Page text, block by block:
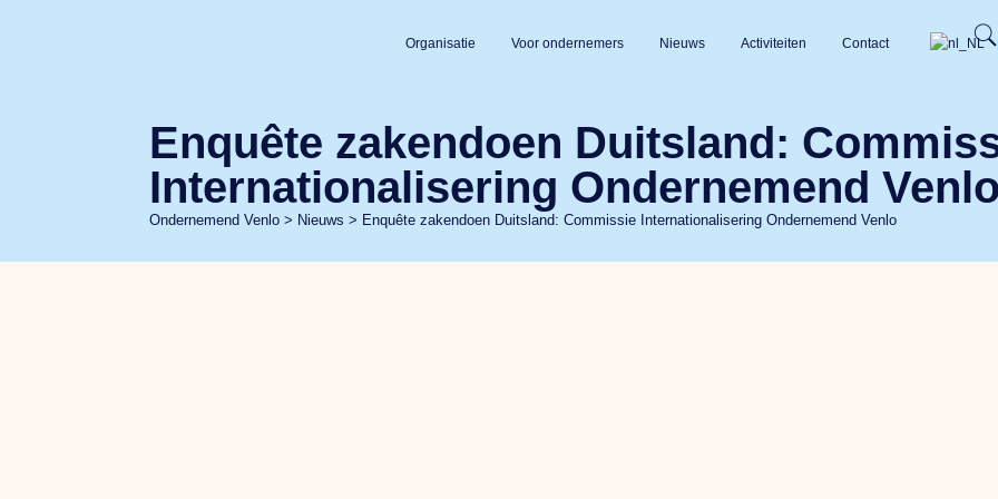
Organisatie Voor ondernemers Nieuws Activiteiten Contact
Enquête zakendoen Duitsland:
Internationalisering Ondernemend Venlo
Ondernemend Venlo > Nieuws > Enquête zakendoen Duitsland: Commissie Internationalisering Ondernemend Venlo